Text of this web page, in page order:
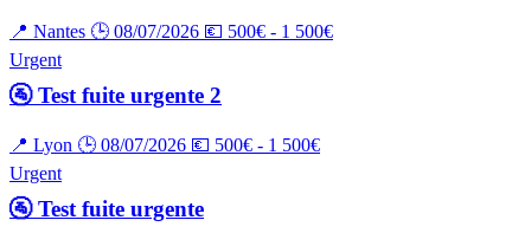
📍 Nantes 🕒 08/07/2026 💶 500€ - 1 500€
Urgent
🚰 Test fuite urgente 2
📍 Lyon 🕒 08/07/2026 💶 500€ - 1 500€
Urgent
🚰 Test fuite urgente